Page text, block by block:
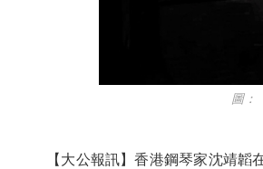
圖：「
【大公報訊】香港鋼琴家沈靖韜在